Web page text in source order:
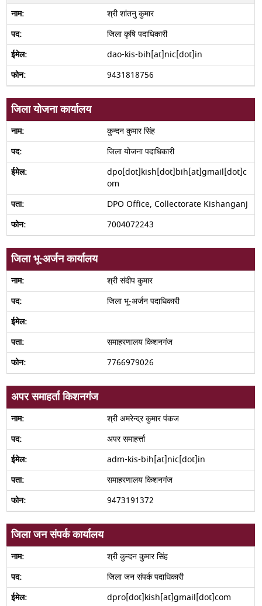
श्री शांतनु कुमार
जिला कृषि पदाधिकारी
dao-kis-bih[at]nic[dot]in
9431818756
जिला योजना कार्यालय
कुन्दन कुमार सिंह
जिला योजना पदाधिकारी
dpo[dot]kish[dot]bih[at]gmail[dot]c
om
DPO Office, Collectorate Kishanganj
7004072243
जिला भू-अर्जन कार्यालय
श्री संदीप कुमार
जिला भू-अर्जन पदाधिकारी
समाहरणालय किशनगंज
7766979026
अपर समाहर्ता किशनगंज
श्री अमरेन्द्र कुमार पंकज
अपर समाहर्त्ता
adm-kis-bih[at]nic[dot]in
समाहरणालय किशनगंज
9473191372
जिला जन संपर्क कार्यालय
श्री कुन्दन कुमार सिंह
जिला जन संपर्क पदाधिकारी
dpro[dot]kish[at]gmail[dot]com